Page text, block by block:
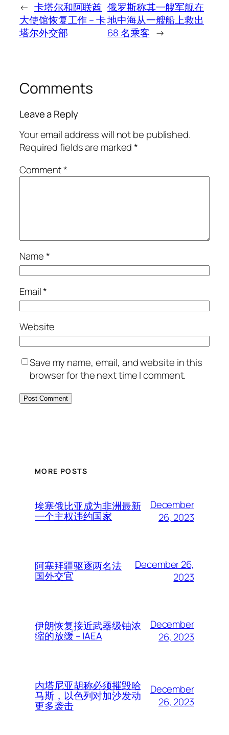
← 卡塔尔和阿联酋
大使馆恢复工作 – 卡
塔尔外交部
俄罗斯称其一艘军舰在
地中海从一艘船上救出
68 名乘客 →
Comments
Leave a Reply
Your email address will not be published.
Required fields are marked*
Comment*
Name*
Email*
Website
Save my name, email, and website in this
browser for the next time I comment.
MORE POSTS
埃塞俄比亚成为非洲最新
一个主权违约国家
December
26, 2023
阿塞拜疆驱逐两名法
国外交官
December 26,
2023
伊朗恢复接近武器级铀浓
缩的放缓 – IAEA
December
26, 2023
内塔尼亚胡称必须摧毁哈
马斯，以色列对加沙发动
更多袭击
December
26, 2023